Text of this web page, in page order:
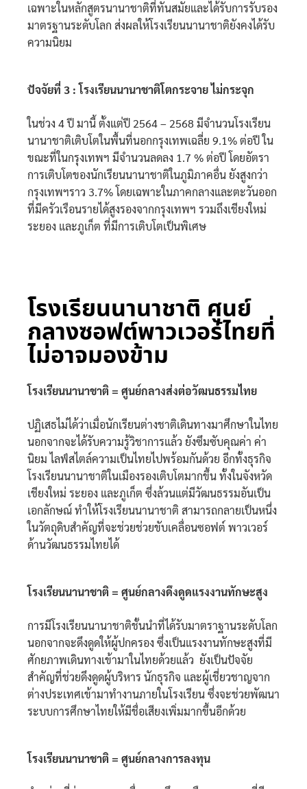
เฉพาะในหลักสูตรนานาชาติที่ทันสมัยและได้รับการรับรอง
มาตรฐานระดับโลก ส่งผลให้โรงเรียนนานาชาติยังคงได้รับ
ความนิยม
ปัจจัยที่ 3 : โรงเรียนนานาชาติโตกระจาย ไม่กระจุก
ในช่วง 4 ปี มานี้ ตั้งแต่ปี 2564 – 2568 มีจำนวนโรงเรียน
นานาชาติเติบโตในพื้นที่นอกกรุงเทพเฉลี่ย 9.1% ต่อปี ใน
ขณะที่ในกรุงเทพฯ มีจำนวนลดลง 1.7 % ต่อปี โดยอัตรา
การเติบโตของนักเรียนนานาชาติในภูมิภาคอื่น ยังสูงกว่า
กรุงเทพฯราว 3.7% โดยเฉพาะในภาคกลางและตะวันออก
ที่มีครัวเรือนรายได้สูงรองจากกรุงเทพฯ รวมถึงเชียงใหม่
ระยอง และภูเก็ต ที่มีการเติบโตเป็นพิเศษ
โรงเรียนนานาชาติ ศูนย์
กลางซอฟต์พาวเวอร์ไทยที่
ไม่อาจมองข้าม
โรงเรียนนานาชาติ = ศูนย์กลางส่งต่อวัฒนธรรมไทย
ปฏิเสธไม่ได้ว่าเมื่อนักเรียนต่างชาติเดินทางมาศึกษาในไทย
นอกจากจะได้รับความรู้วิชาการแล้ว ยังซึมซับคุณค่า ค่า
นิยม ไลฟ์สไตล์ความเป็นไทยไปพร้อมกันด้วย อีกทั้งธุรกิจ
โรงเรียนนานาชาติในเมืองรองเติบโตมากขึ้น ทั้งในจังหวัด
เชียงใหม่ ระยอง และภูเก็ต ซึ่งล้วนแต่มีวัฒนธรรมอันเป็น
เอกลักษณ์ ทำให้โรงเรียนนานาชาติ สามารถกลายเป็นหนึ่ง
ในวัตถุดิบสำคัญที่จะช่วยช่วยขับเคลื่อนซอฟต์ พาวเวอร์
ด้านวัฒนธรรมไทยได้
โรงเรียนนานาชาติ = ศูนย์กลางดึงดูดแรงงานทักษะสูง
การมีโรงเรียนนานาชาติชั้นนำที่ได้รับมาตราฐานระดับโลก
นอกจากจะดึงดูดให้ผู้ปกครอง ซึ่งเป็นแรงงานทักษะสูงที่มี
ศักยภาพเดินทางเข้ามาในไทยด้วยแล้ว ยังเป็นปัจจัย
สำคัญที่ช่วยดึงดูดผู้บริหาร นักธุรกิจ และผู้เชี่ยวชาญจาก
ต่างประเทศเข้ามาทำงานภายในโรงเรียน ซึ่งจะช่วยพัฒนา
ระบบการศึกษาไทยให้มีชื่อเสียงเพิ่มมากขึ้นอีกด้วย
โรงเรียนนานาชาติ = ศูนย์กลางการลงทุน